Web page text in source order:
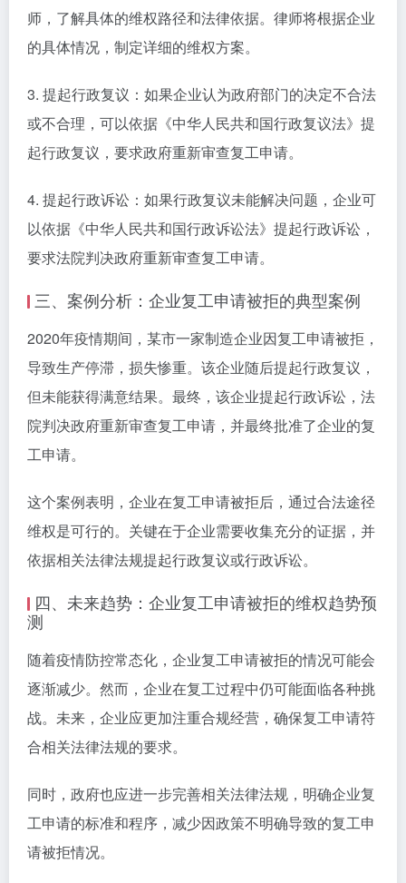
师，了解具体的维权路径和法律依据。律师将根据企业
的具体情况，制定详细的维权方案。
3. 提起行政复议：如果企业认为政府部门的决定不合法
或不合理，可以依据《中华人民共和国行政复议法》提
起行政复议，要求政府重新审查复工申请。
4. 提起行政诉讼：如果行政复议未能解决问题，企业可
以依据《中华人民共和国行政诉讼法》提起行政诉讼，
要求法院判决政府重新审查复工申请。
三、案例分析：企业复工申请被拒的典型案例
2020年疫情期间，某市一家制造企业因复工申请被拒，
导致生产停滞，损失惨重。该企业随后提起行政复议，
但未能获得满意结果。最终，该企业提起行政诉讼，法
院判决政府重新审查复工申请，并最终批准了企业的复
工申请。
这个案例表明，企业在复工申请被拒后，通过合法途径
维权是可行的。关键在于企业需要收集充分的证据，并
依据相关法律法规提起行政复议或行政诉讼。
四、未来趋势：企业复工申请被拒的维权趋势预
测
随着疫情防控常态化，企业复工申请被拒的情况可能会
逐渐减少。然而，企业在复工过程中仍可能面临各种挑
战。未来，企业应更加注重合规经营，确保复工申请符
合相关法律法规的要求。
同时，政府也应进一步完善相关法律法规，明确企业复
工申请的标准和程序，减少因政策不明确导致的复工申
请被拒情况。